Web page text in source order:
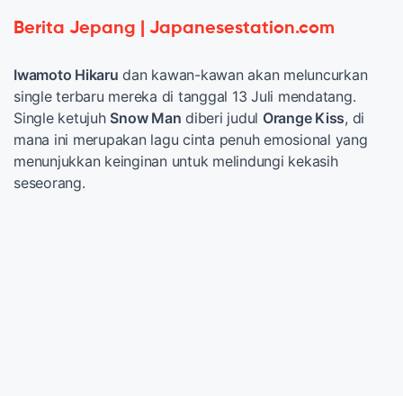
Berita Jepang | Japanesestation.com
Iwamoto Hikaru dan kawan-kawan akan meluncurkan
single terbaru mereka di tanggal 13 Juli mendatang.
Single ketujuh Snow Man diberi judul Orange Kiss, di
mana ini merupakan lagu cinta penuh emosional yang
menunjukkan keinginan untuk melindungi kekasih
seseorang.